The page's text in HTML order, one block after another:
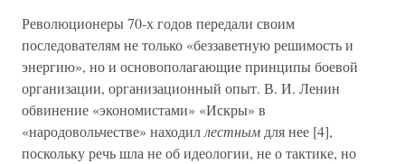
Революционеры 70-х годов передали своим
последователям не только «беззаветную решимость и
энергию», но и основополагающие принципы боевой
организации, организационный опыт. В. И. Ленин
обвинение «экономистами» «Искры» в
«народовольчестве» находиллестным для нее [4],
поскольку речь шла не об идеологии, не о тактике, но